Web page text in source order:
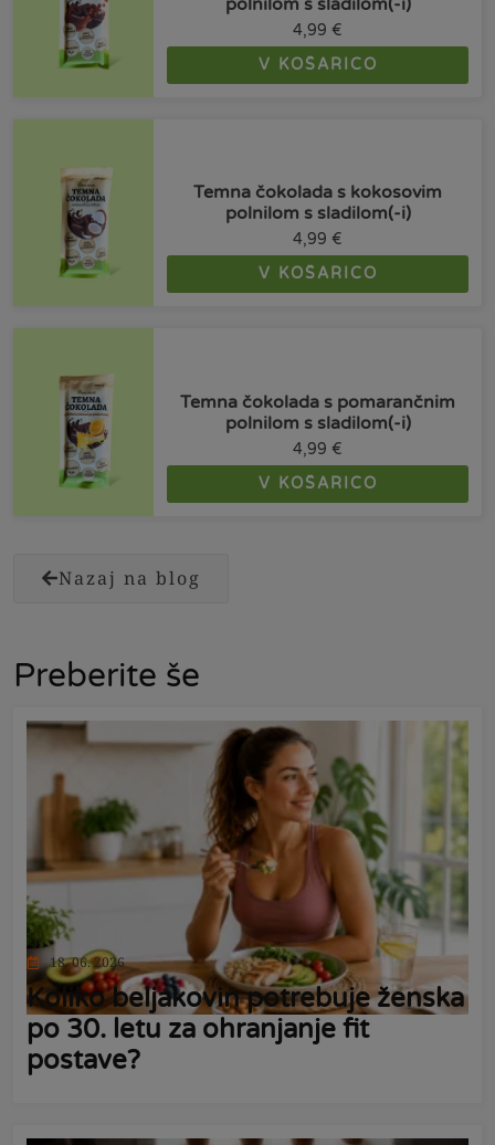
4,99€
V KOŠARICO
Temna čokolada s kokosovim
polnilom s sladilom(-i)
4,99€
V KOŠARICO
Temna čokolada s pomarančnim
polnilom s sladilom(-i)
4,99€
V KOŠARICO
Nazaj na blog
Preberite še
18. 06. 2026
Koliko beljakovin potrebuje ženska
po 30. letu za ohranjanje fit
postave?